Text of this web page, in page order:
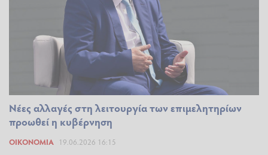
Νέες αλλαγές στη λειτουργία των επιμελητηρίων
προωθεί η κυβέρνηση
ΟΙΚΟΝΟΜΊΑ 19.06.2026 16:15